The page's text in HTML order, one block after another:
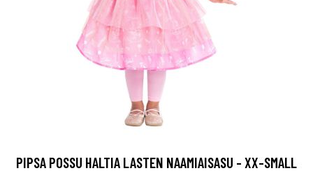
PIPSA POSSU HALTIA LASTEN NAAMIAISASU - XX-SMALL